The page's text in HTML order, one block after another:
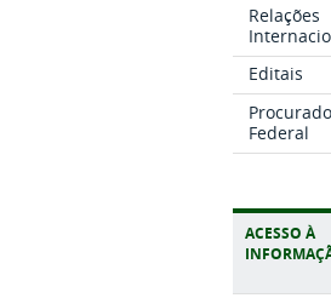
Relações
Editais
Federal
ACESSO À